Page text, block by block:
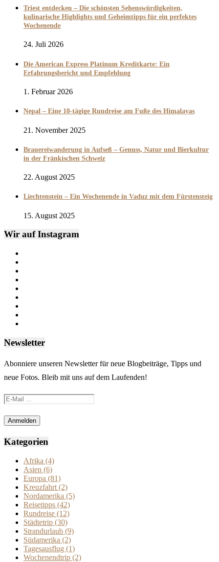
Triest entdecken – Die schönsten Sehenswürdigkeiten,
kulinarische Highlights und Geheimtipps für ein perfektes
Wochenende
24. Juli 2026
Die American Express Platinum Kreditkarte: Ein
Erfahrungsbericht und Empfehlung
1. Februar 2026
Nepal – Eine 10-tägige Rundreise am Fuße des Himalayas
21. November 2025
Brauereiwanderung in Aufseß – Genuss, Natur und Bierkultur
in der Fränkischen Schweiz
22. August 2025
Liechtenstein – Ein Wochenende in Vaduz mit dem Fürstensteig
15. August 2025
Wir auf Instagram
Newsletter
Abonniere unseren Newsletter für neue Blogbeiträge, Tipps und
neue Fotos. Bleib mit uns auf dem Laufenden!
Kategorien
Afrika (4)
Asien (6)
Europa (81)
Kreuzfahrt (2)
Nordamerika (5)
Reisetipps (42)
Rundreise (12)
Städtetrip (30)
Strandurlaub (9)
Südamerika (2)
Tagesausflug (1)
Wochenendtrip (2)